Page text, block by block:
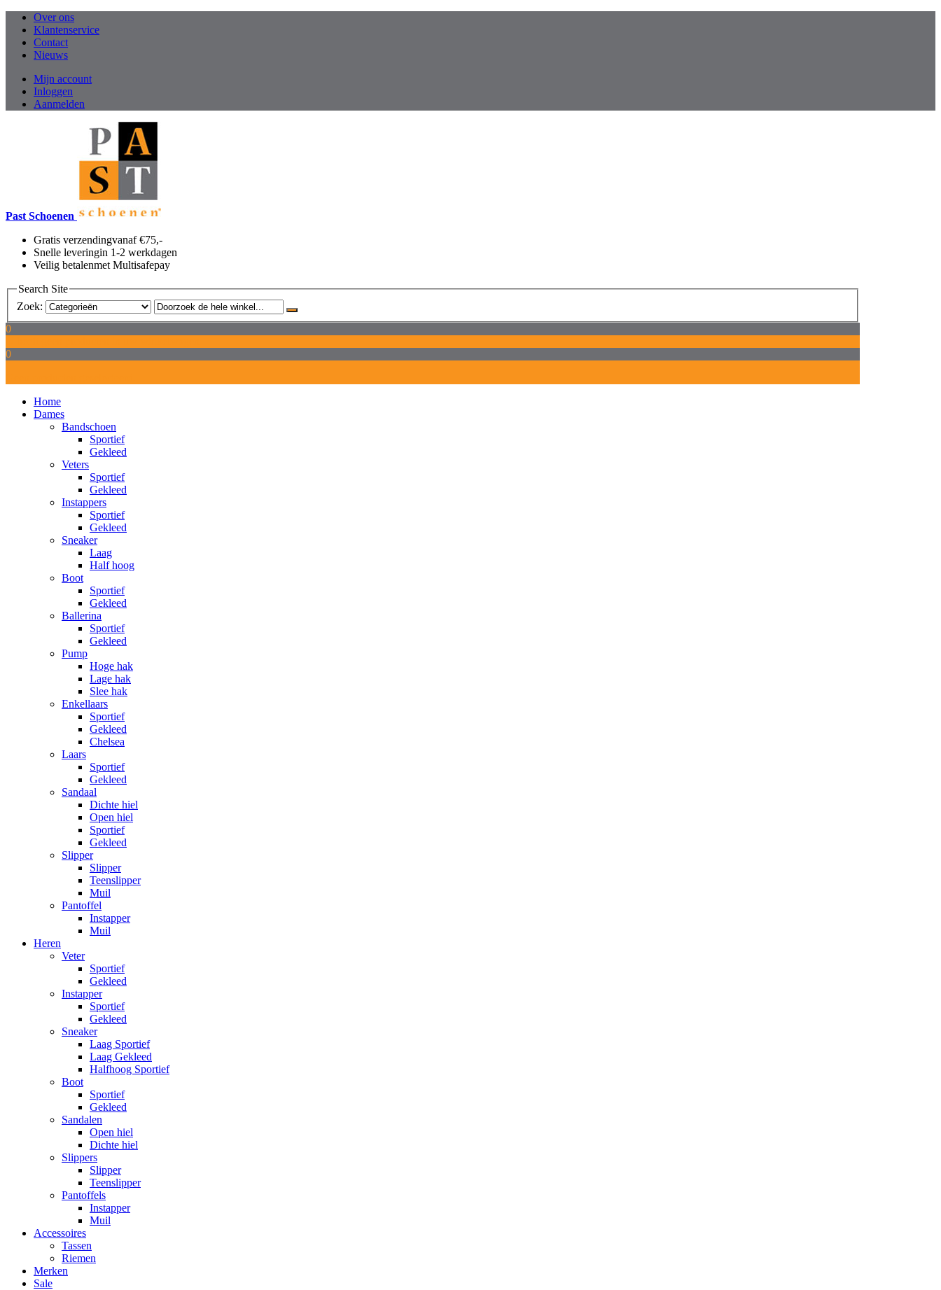
Over ons
Klantenservice
Contact
Nieuws
Mijn account
Inloggen
Aanmelden
Past Schoenen
Gratis verzendingvanaf €75,-
Snelle leveringin 1-2 werkdagen
Veilig betalenmet Multisafepay
Search Site
Zoek:
0
0
Home
Dames
Bandschoen
Sportief
Gekleed
Veters
Sportief
Gekleed
Instappers
Sportief
Gekleed
Sneaker
Laag
Half hoog
Boot
Sportief
Gekleed
Ballerina
Sportief
Gekleed
Pump
Hoge hak
Lage hak
Slee hak
Enkellaars
Sportief
Gekleed
Chelsea
Laars
Sportief
Gekleed
Sandaal
Dichte hiel
Open hiel
Sportief
Gekleed
Slipper
Slipper
Teenslipper
Muil
Pantoffel
Instapper
Muil
Heren
Veter
Sportief
Gekleed
Instapper
Sportief
Gekleed
Sneaker
Laag Sportief
Laag Gekleed
Halfhoog Sportief
Boot
Sportief
Gekleed
Sandalen
Open hiel
Dichte hiel
Slippers
Slipper
Teenslipper
Pantoffels
Instapper
Muil
Accessoires
Tassen
Riemen
Merken
Sale